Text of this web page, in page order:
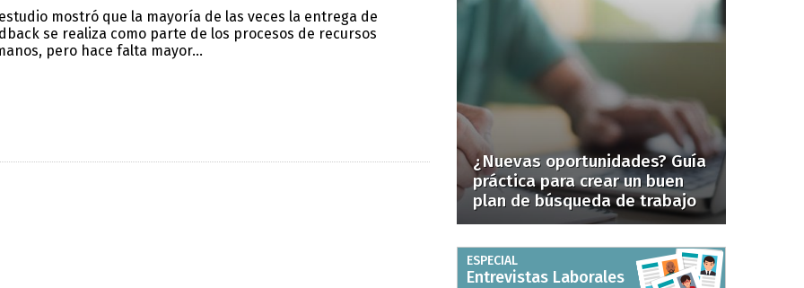
mostró que la mayoría de las veces la entrega de
se realiza como parte de los procesos de recursos
pero hace falta mayor...
¿Nuevas oportunidades? Guía
práctica para crear un buen
plan de búsqueda de trabajo
ESPECIAL
Entrevistas Laborales